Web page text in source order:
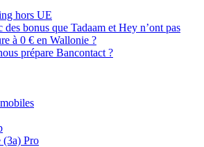
hors UE
bonus que Tadaam et Hey n’ont pas
à 0 € en Wallonie ?
prépare Bancontact ?
(3a) Pro